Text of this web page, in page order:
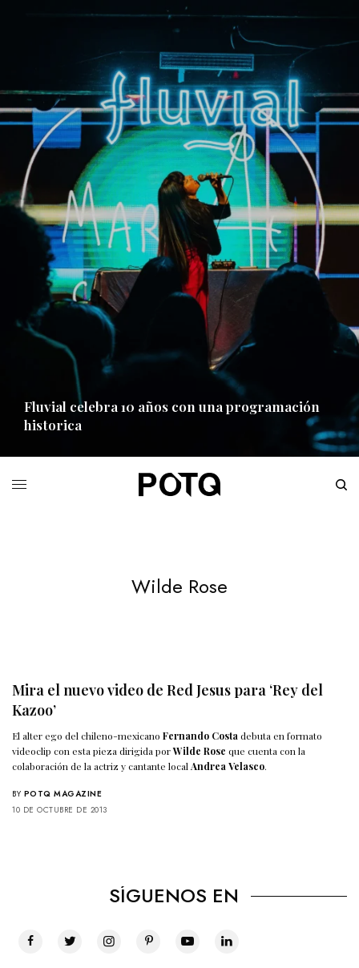
Fluvial celebra 10 años con una programación
historica
Wilde Rose
Mira el nuevo video de Red Jesus para ‘Rey del
Kazoo’
El alter ego del chileno-mexicanoFernando Costa debuta en formato
videoclip con esta pieza dirigida porWilde Rose que cuenta con la
colaboración de la actriz y cantante localAndrea Velasco.
BY POTQ MAGAZINE
10 DE OCTUBRE DE 2013
SÍGUENOS EN